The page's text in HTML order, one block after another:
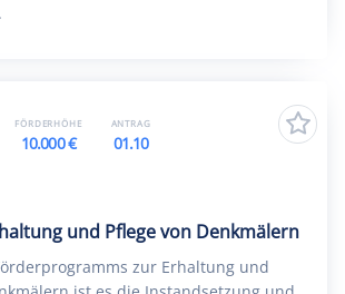
und Pflege von Denkmälern
zur Erhaltung und
FÖRDERHÖHE
10.000 €
ANTRAG
01.10